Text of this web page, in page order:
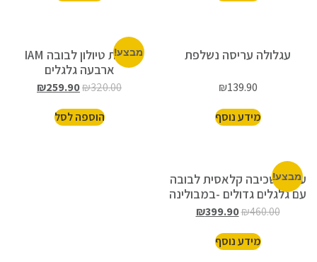
עגלולה עריסה נשלפת
₪139.90
מידע נוסף
מבצע!
עגלת טיולון לבובה IAM
ארבעה גלגלים
₪320.00
₪259.90
הוספה לסל
מבצע!
עגלת שכיבה קלאסית לבובה
עם גלגלים גדולים -במבולינה
₪460.00
₪399.90
מידע נוסף